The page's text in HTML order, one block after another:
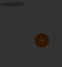
cebollín.